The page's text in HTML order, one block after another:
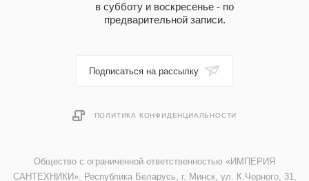
в субботу и воскресенье - по
предварительной записи.
Подписаться на рассылку
ПОЛИТИКА КОНФИДЕНЦИАЛЬНОСТИ
Общество с ограниченной ответственностью «ИМПЕРИЯ
САНТЕХНИКИ». Республика Беларусь, г. Минск, ул. К.Чорного, 31,